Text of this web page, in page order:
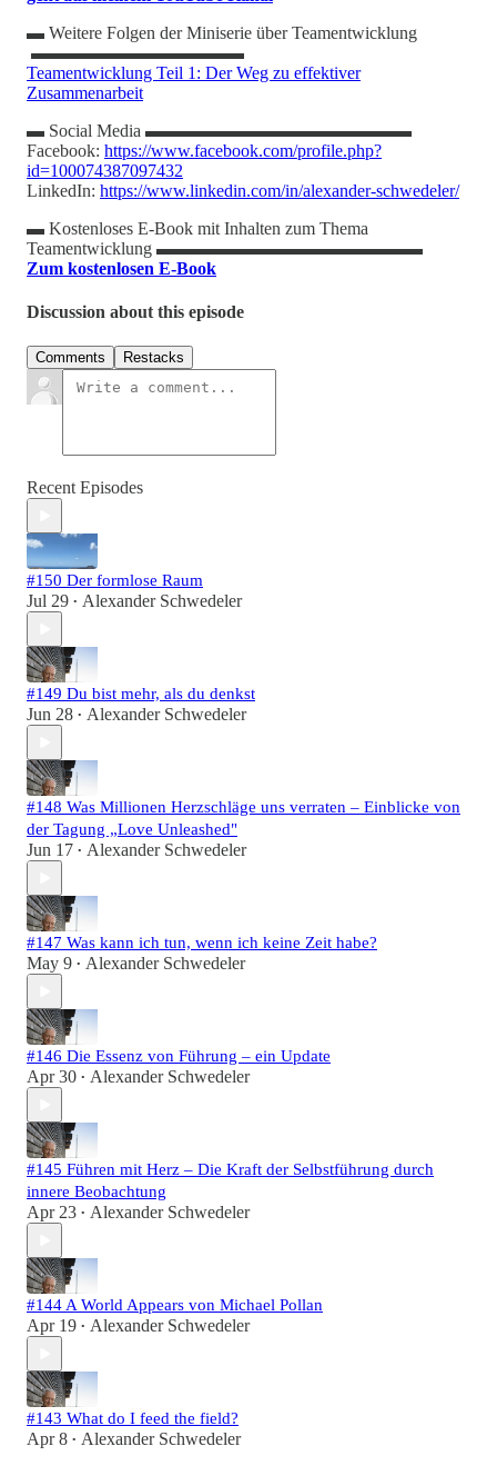
▬ Weitere Folgen der Miniserie über Teamentwicklung
▬▬▬▬▬▬▬▬▬▬▬▬
Teamentwicklung Teil 1: Der Weg zu effektiver
Zusammenarbeit
▬ Social Media ▬▬▬▬▬▬▬▬▬▬▬▬▬▬▬
Facebook: https://www.facebook.com/profile.php?
id=100074387097432
LinkedIn: https://www.linkedin.com/in/alexander-schwedeler/
▬ Kostenloses E-Book mit Inhalten zum Thema
Teamentwicklung ▬▬▬▬▬▬▬▬▬▬▬▬▬▬▬
Zum kostenlosen E-Book
Discussion about this episode
Comments Restacks
Recent Episodes
#150 Der formlose Raum
Jul 29 • Alexander Schwedeler
#149 Du bist mehr, als du denkst
Jun 28 • Alexander Schwedeler
#148 Was Millionen Herzschläge uns verraten – Einblicke von
der Tagung „Love Unleashed"
Jun 17 • Alexander Schwedeler
#147 Was kann ich tun, wenn ich keine Zeit habe?
May 9 • Alexander Schwedeler
#146 Die Essenz von Führung – ein Update
Apr 30 • Alexander Schwedeler
#145 Führen mit Herz – Die Kraft der Selbstführung durch
innere Beobachtung
Apr 23 • Alexander Schwedeler
#144 A World Appears von Michael Pollan
Apr 19 • Alexander Schwedeler
#143 What do I feed the field?
Apr 8 • Alexander Schwedeler